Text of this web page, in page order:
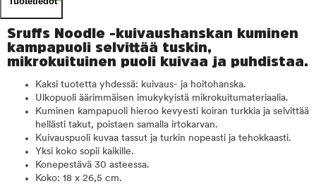
Sruffs Noodle -kuivaushanskan kuminen
kampapuoli selvittää tuskin,
mikrokuituinen puoli kuivaa ja puhdistaa.
Kaksi tuotetta yhdessä: kuivaus- ja hoitohanska.
Ulkopuoli äärimmäisen imukykyistä mikrokuitumateriaalia.
Kuminen kampapuoli hieroo kevyesti koiran turkkia ja selvittää
hellästi takut, poistaen samalla irtokarvan.
Kuivauspuoli kuvaa tassut ja turkin nopeasti ja tehokkaasti.
Yksi koko sopii kaikille.
Konepestävä 30 asteessa.
Koko: 18 x 26,5 cm.